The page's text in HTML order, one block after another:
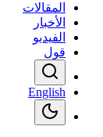
المقالات
الأخبار
الفيديو
قول
English